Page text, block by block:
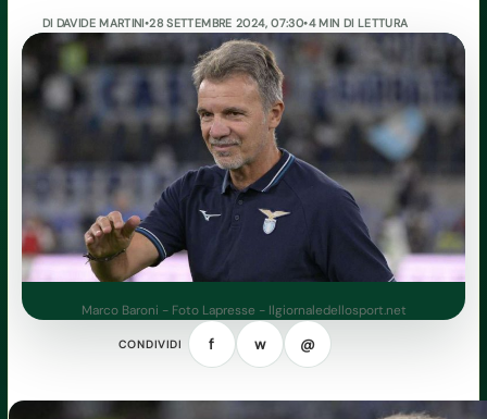
DI DAVIDE MARTINI•28 SETTEMBRE 2024, 07:30•4 MIN DI LETTURA
Marco Baroni - Foto Lapresse - Ilgiornaledellosport.net
CONDIVIDI f w @